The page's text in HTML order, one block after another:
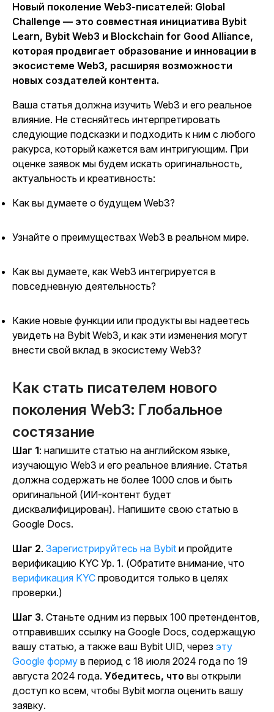
Новый поколение Web3-писателей: Global
Challenge — это совместная инициатива Bybit
Learn, Bybit Web3 и Blockchain for Good Alliance,
которая продвигает образование и инновации в
экосистеме Web3, расширяя возможности
новых создателей контента.
Ваша статья должна изучить Web3 и его реальное
влияние. Не стесняйтесь интерпретировать
следующие подсказки и подходить к ним с любого
ракурса, который кажется вам интригующим. При
оценке заявок мы будем искать оригинальность,
актуальность и креативность:
Как вы думаете о будущем Web3?
Узнайте о преимуществах Web3 в реальном мире.
Как вы думаете, как Web3 интегрируется в
повседневную деятельность?
Какие новые функции или продукты вы надеетесь
увидеть на Bybit Web3, и как эти изменения могут
внести свой вклад в экосистему Web3?
Как стать писателем нового
поколения Web3: Глобальное
состязание
Шаг 1: напишите статью на английском языке,
изучающую Web3 и его реальное влияние. Статья
должна содержать не более 1000 слов и быть
оригинальной (ИИ-контент будет
дисквалифицирован). Напишите свою статью в
Google Docs.
Шаг 2. Зарегистрируйтесь на Bybit и пройдите
верификацию KYC Ур. 1. (Обратите внимание, что
верификация KYC проводится только в целях
проверки.)
Шаг 3. Станьте одним из первых 100 претендентов,
отправивших ссылку на Google Docs, содержащую
вашу статью, а также ваш Bybit UID, через эту
Google форму в период с 18 июля 2024 года по 19
августа 2024 года. Убедитесь, что вы открыли
доступ ко всем, чтобы Bybit могла оценить вашу
заявку.